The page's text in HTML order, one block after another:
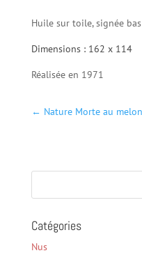
Huile sur toile, signée bas
Dimensions : 162 x 114
Réalisée en 1971
← Nature Morte au
Catégories
Nus